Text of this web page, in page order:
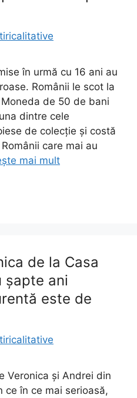
în urmă cu 16 ani au
Românii le scot la
de 50 de bani
dintre cele
de colecție și costă
care mai au
mai mult
de la Casa
șapte ani
este de
Veronica și Andrei din
ce în ce mai serioasă,